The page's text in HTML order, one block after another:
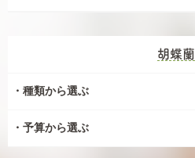
胡蝶蘭
種類から選ぶ
予算から選ぶ